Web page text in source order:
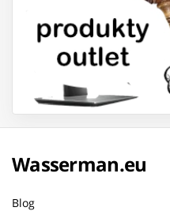
Wasserman.eu
Blog